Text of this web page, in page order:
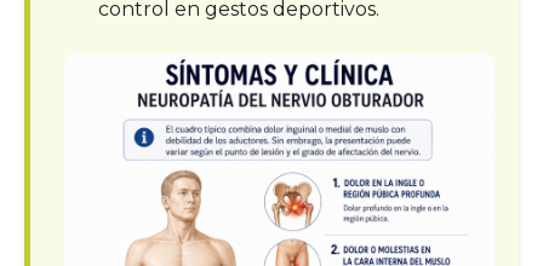
control en gestos deportivos.